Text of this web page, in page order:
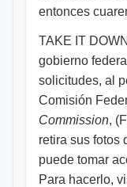
entonces
TAKE IT
gobierno
solicitudes, al
Comisión
Commission,
retira sus fotos
puede tomar
Para hacerlo,